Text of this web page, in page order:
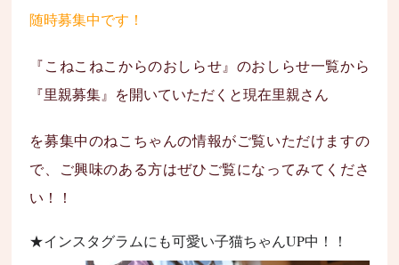
随時募集中です！
『こねこねこからのおしらせ』のおしらせ一覧から
『里親募集』を開いていただくと現在里親さん
を募集中のねこちゃんの情報がご覧いただけますの
で、ご興味のある方はぜひご覧になってみてくださ
い！！
★インスタグラムにも可愛い子猫ちゃんUP中！！